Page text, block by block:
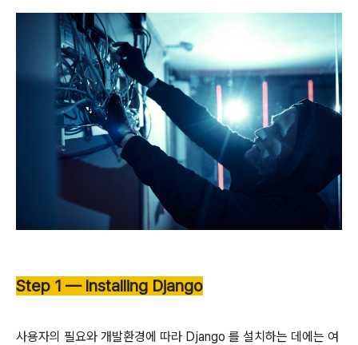
Step 1 — Installing Django
사용자의 필요와 개발환경에 따라 Django 를 설치하는 데에는 여